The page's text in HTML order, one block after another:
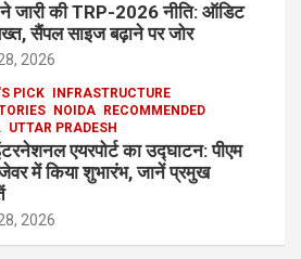
जारी की TRP-2026 नीति: ऑडिट
सैंपल साइज बढ़ाने पर जोर
2026
PICK
INFRASTRUCTURE
NOIDA
RECOMMENDED
UTTAR PRADESH
एयरपोर्ट का उद्घाटन: पीएम
में किया शुभारंभ, जानें प्रमुख
2026